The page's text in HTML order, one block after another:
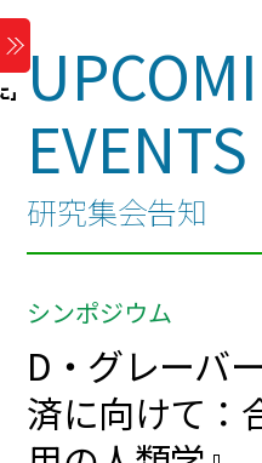
Skip
to
EVENTS
研究集会告知
シンポジウム
D・グレーバ
済に向けて：